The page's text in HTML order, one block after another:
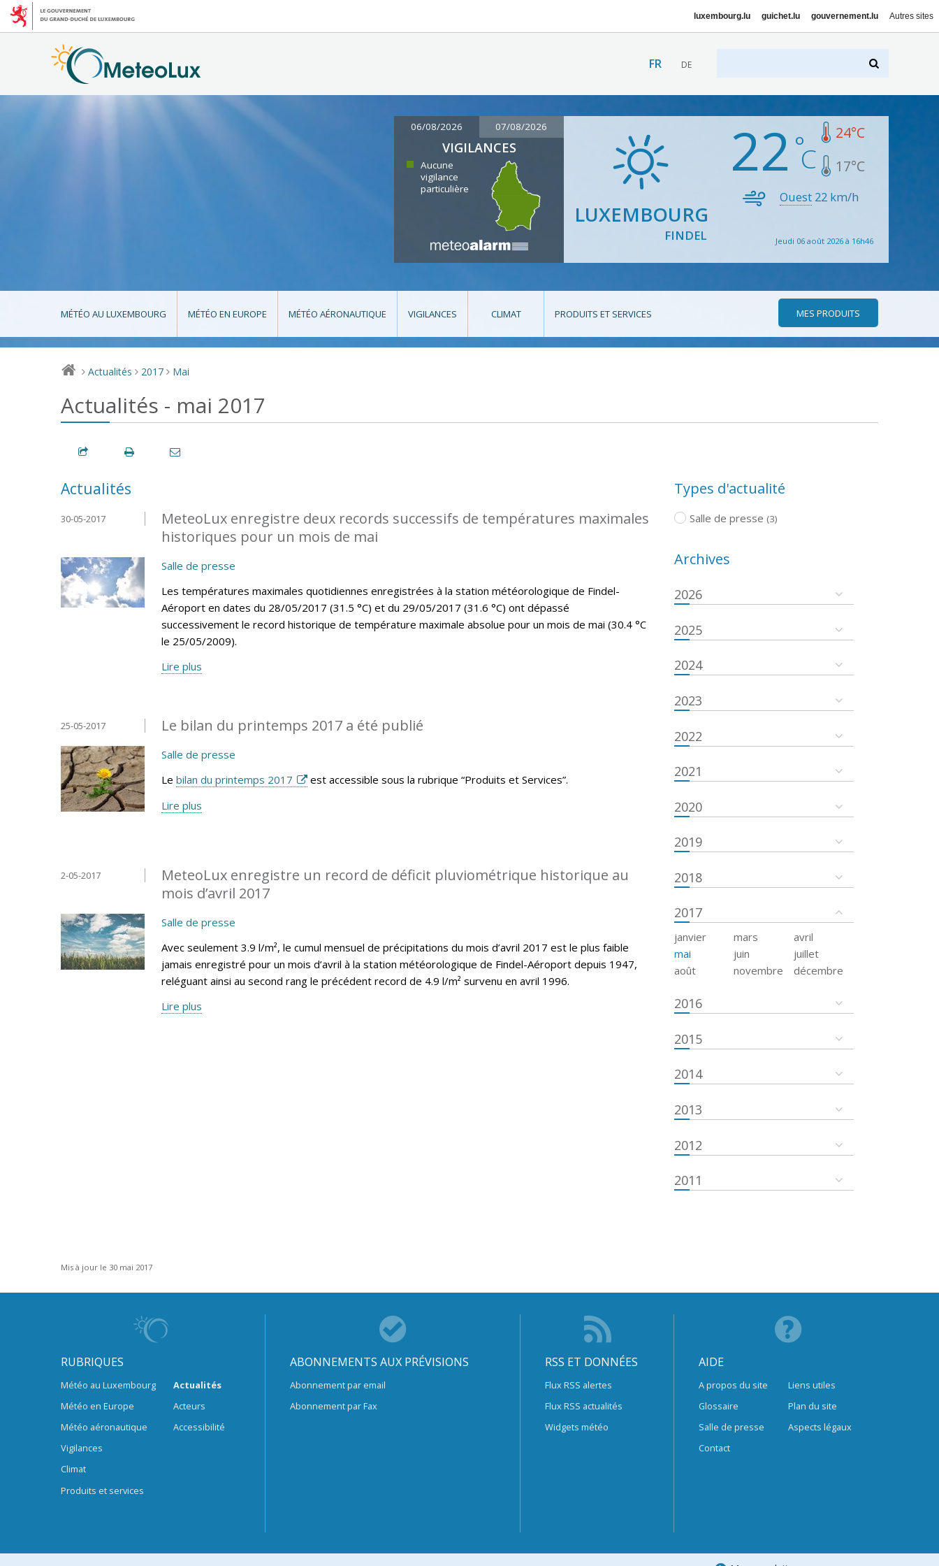
luxembourg.lu guichet.lu gouvernement.lu Autres sites
FR DE
06/08/2026 07/08/2026
VIGILANCES
Aucune
vigilance
particulière
LUXEMBOURG
FINDEL
22 24°C
17°C
Ouest 22 km/h
Jeudi 06 août 2026 à 16h46
MÉTÉO AU LUXEMBOURG MÉTÉO EN EUROPE MÉTÉO AÉRONAUTIQUE VIGILANCES CLIMAT PRODUITS ET SERVICES MES PRODUITS
> Actualités > 2017 > Mai
Actualités - mai 2017
Actualités
MeteoLux enregistre deux records successifs de températures maximales
historiques pour un mois de mai
30-05-2017
Salle de presse
Les températures maximales quotidiennes enregistrées à la station météorologique de Findel-
Aéroport en dates du 28/05/2017 (31.5 °C) et du 29/05/2017 (31.6 °C) ont dépassé
successivement le record historique de température maximale absolue pour un mois de mai (30.4 °C
le 25/05/2009).
Lire plus
Le bilan du printemps 2017 a été publié
25-05-2017
Salle de presse
Le bilan du printemps 2017
est accessible sous la rubrique “Produits et Services”.
Lire plus
MeteoLux enregistre un record de déficit pluviométrique historique au
mois d’avril 2017
2-05-2017
Salle de presse
Avec seulement 3.9 l/m², le cumul mensuel de précipitations du mois d’avril 2017 est le plus faible
jamais enregistré pour un mois d’avril à la station météorologique de Findel-Aéroport depuis 1947,
reléguant ainsi au second rang le précédent record de 4.9 l/m² survenu en avril 1996.
Lire plus
Types d'actualité
Salle de presse (3)
Archives
2026
2025
2024
2023
2022
2021
2020
2019
2018
2017
janvier mars
avril
mai
juin
juillet
août
novembre décembre
2016
2015
2014
2013
2012
2011
Mis à jour le 30 mai 2017
RUBRIQUES
Météo au Luxembourg
Météo en Europe
Météo aéronautique
Vigilances
Climat
Produits et services
Actualités
Acteurs
Accessibilité
ABONNEMENTS AUX PRÉVISIONS
Abonnement par email
Abonnement par Fax
RSS ET DONNÉES
Flux RSS alertes
Flux RSS actualités
Widgets météo
AIDE
A propos du site
Glossaire
Salle de presse
Contact
Liens utiles
Plan du site
Aspects légaux